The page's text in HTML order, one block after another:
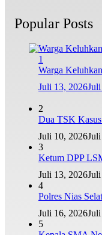
Popular Posts
1
Warga
Juli 13, 2026
2
Dua TSK
Juli 10, 2026
3
Ketum DPP
Juli 13, 2026
4
Polres Nias
Juli 16, 2026
5